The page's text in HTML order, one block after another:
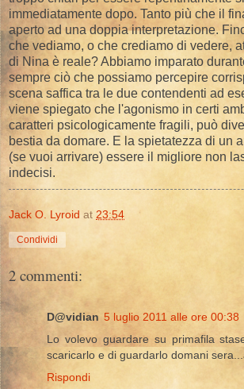
immediatamente dopo. Tanto più che il
aperto ad una doppia interpretazione.
che vediamo, o che crediamo di vedere,
di Nina è reale? Abbiamo imparato
sempre ciò che possiamo percepire
scena saffica tra le due contendenti ad
viene spiegato che l'agonismo in certi
caratteri psicologicamente fragili, può
bestia da domare. E la spietatezza di un
(se vuoi arrivare) essere il migliore non
indecisi.
Jack O. Lyroid at 23:54
Condividi
2 commenti:
D@vidian 5 luglio 2011 alle ore 00:38
Lo volevo guardare su primafila
scaricarlo e di guardarlo domani
Rispondi